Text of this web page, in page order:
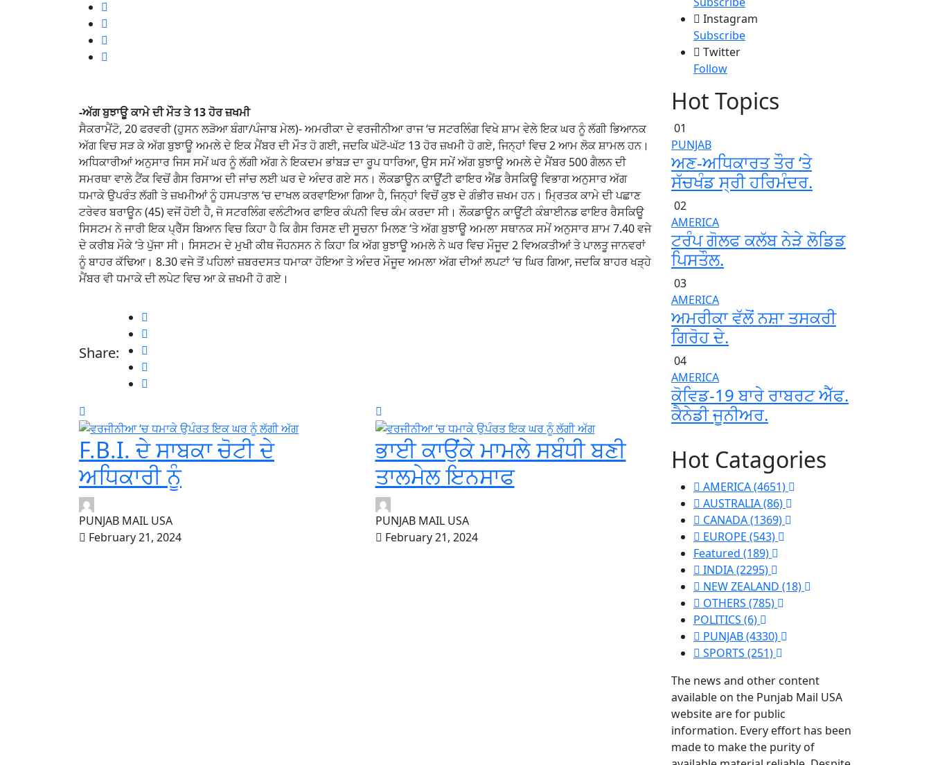
-ਅੱਗ ਬੁਝਾਊ ਕਾਮੇ ਦੀ ਮੌਤ ਤੇ 13 ਹੋਰ ਜ਼ਖਮੀ
ਸੈਕਰਾਮੈਂਟੋ, 20 ਫਰਵਰੀ (ਹੁਸਨ ਲੜੋਆ ਬੰਗਾ/ਪੰਜਾਬ ਮੇਲ)- ਅਮਰੀਕਾ ਦੇ ਵਰਜੀਨੀਆ ਰਾਜ ‘ਚ ਸਟਰਲਿੰਗ ਵਿਖੇ ਸ਼ਾਮ ਵੇਲੇ ਇਕ ਘਰ ਨੂੰ ਲੱਗੀ ਭਿਆਨਕ
ਅੱਗ ਵਿਚ ਸੜ ਕੇ ਅੱਗ ਬੁਝਾਊ ਅਮਲੇ ਦੇ ਇਕ ਮੈਂਬਰ ਦੀ ਮੌਤ ਹੋ ਗਈ, ਜਦਕਿ ਘੱਟੋ-ਘੱਟ 13 ਹੋਰ ਜ਼ਖਮੀ ਹੋ ਗਏ, ਜਿਨ੍ਹਾਂ ਵਿਚ 2 ਆਮ ਲੋਕ ਸ਼ਾਮਲ ਹਨ।
ਅਧਿਕਾਰੀਆਂ ਅਨੁਸਾਰ ਜਿਸ ਸਮੇਂ ਘਰ ਨੂੰ ਲੱਗੀ ਅੱਗ ਨੇ ਇਕਦਮ ਭਾਂਬੜ ਦਾ ਰੂਪ ਧਾਰਿਆ, ਉਸ ਸਮੇਂ ਅੱਗ ਬੁਝਾਊ ਅਮਲੇ ਦੇ ਮੈਂਬਰ 500 ਗੈਲਨ ਦੀ
ਸਮਰਥਾ ਵਾਲੇ ਟੈਂਕ ਵਿਚੋਂ ਗੈਸ ਰਿਸਾਅ ਦੀ ਜਾਂਚ ਲਈ ਘਰ ਦੇ ਅੰਦਰ ਗਏ ਸਨ। ਲੌਕਡਾਊਨ ਕਾਊਂਟੀ ਫਾਇਰ ਐਂਡ ਰੈਸਕਿਊ ਵਿਭਾਗ ਅਨੁਸਾਰ ਅੱਗ
ਧਮਾਕੇ ਉਪਰੰਤ ਲੱਗੀ ਤੇ ਜ਼ਖਮੀਆਂ ਨੂੰ ਹਸਪਤਾਲ ‘ਚ ਦਾਖਲ ਕਰਵਾਇਆ ਗਿਆ ਹੈ, ਜਿਨ੍ਹਾਂ ਵਿਚੋਂ ਕੁਝ ਦੇ ਗੰਭੀਰ ਜ਼ਖਮ ਹਨ। ਮ੍ਰਿਤਕ ਕਾਮੇ ਦੀ ਪਛਾਣ
ਟਰੇਵਰ ਬਰਾਊਨ (45) ਵਜੋਂ ਹੋਈ ਹੈ, ਜੋ ਸਟਰਲਿੰਗ ਵਲੰਟੀਅਰ ਫਾਇਰ ਕੰਪਨੀ ਵਿਚ ਕੰਮ ਕਰਦਾ ਸੀ। ਲੌਕਡਾਊਨ ਕਾਊਂਟੀ ਕੰਬਾਈਨਡ ਫਾਇਰ ਰੈਸਕਿਊ
ਸਿਸਟਮ ਨੇ ਜਾਰੀ ਇਕ ਪ੍ਰੈੱਸ ਬਿਆਨ ਵਿਚ ਕਿਹਾ ਹੈ ਕਿ ਗੈਸ ਰਿਸਣ ਦੀ ਸੂਚਨਾ ਮਿਲਣ ‘ਤੇ ਅੱਗ ਬੁਝਾਊ ਅਮਲਾ ਸਥਾਨਕ ਸਮੇਂ ਅਨੁਸਾਰ ਸ਼ਾਮ 7.40 ਵਜੇ
ਦੇ ਕਰੀਬ ਮੌਕੇ ‘ਤੇ ਪੁੱਜਾ ਸੀ। ਸਿਸਟਮ ਦੇ ਮੁਖੀ ਕੀਥ ਜੌਹਨਸਨ ਨੇ ਕਿਹਾ ਕਿ ਅੱਗ ਬੁਝਾਊ ਅਮਲੇ ਨੇ ਘਰ ਵਿਚ ਮੌਜੂਦ 2 ਵਿਅਕਤੀਆਂ ਤੇ ਪਾਲਤੂ ਜਾਨਵਰਾਂ
ਨੂੰ ਬਾਹਰ ਕੱਢਿਆ। 8.30 ਵਜੇ ਤੋਂ ਪਹਿਲਾਂ ਜ਼ਬਰਦਸਤ ਧਮਾਕਾ ਹੋਇਆ ਤੇ ਅੰਦਰ ਮੌਜੂਦ ਅਮਲਾ ਅੱਗ ਦੀਆਂ ਲਪਟਾਂ ‘ਚ ਘਿਰ ਗਿਆ, ਜਦਕਿ ਬਾਹਰ ਖੜ੍ਹੇ
ਮੈਂਬਰ ਵੀ ਧਮਾਕੇ ਦੀ ਲਪੇਟ ਵਿਚ ਆ ਕੇ ਜ਼ਖਮੀ ਹੋ ਗਏ।
Share:
F.B.I. ਦੇ ਸਾਬਕਾ ਚੋਟੀ ਦੇ
ਅਧਿਕਾਰੀ ਨੂੰ
PUNJAB MAIL USA
February 21, 2024
ਭਾਈ ਕਾਉਂਕੇ ਮਾਮਲੇ ਸਬੰਧੀ ਬਣੀ
ਤਾਲਮੇਲ ਇਨਸਾਫ
PUNJAB MAIL USA
February 21, 2024
Instagram
Subscribe
Twitter
Follow
Hot Topics
01
PUNJAB
ਅਣ-ਅਧਿਕਾਰਤ ਤੌਰ ‘ਤੇ
ਸੱਚਖੰਡ ਸ੍ਰੀ ਹਰਿਮੰਦਰ.
02
AMERICA
ਟਰੰਪ ਗੋਲਫ ਕਲੱਬ ਨੇੜੇ ਲੋਡਿਡ
ਪਿਸਤੌਲ.
03
AMERICA
ਅਮਰੀਕਾ ਵੱਲੋਂ ਨਸ਼ਾ ਤਸਕਰੀ
ਗਿਰੋਹ ਦੇ.
04
AMERICA
ਕੋਵਿਡ-19 ਬਾਰੇ ਰਾਬਰਟ ਐੱਫ.
ਕੈਨੇਡੀ ਜੂਨੀਅਰ.
Hot Catagories
AMERICA(4651)
AUSTRALIA(86)
CANADA(1369)
EUROPE (543)
Featured (189)
INDIA(2295)
NEW ZEALAND (18)
OTHERS (785)
POLITICS (6)
PUNJAB(4330)
SPORTS (251)
The news and other content
available on the Punjab Mail USA
website are for public
information. Every effort has been
made to make the purity of